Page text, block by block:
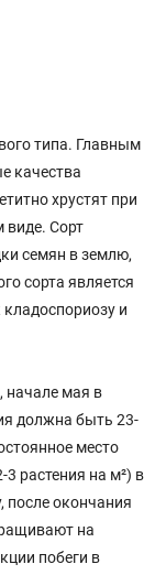
типа. Главным
качества
хрустят при
виде. Сорт
семян в землю,
сорта является
кладоспориозу и
начале мая в
должна быть 23-
место
растения на м²) в
после окончания
на
побеги в